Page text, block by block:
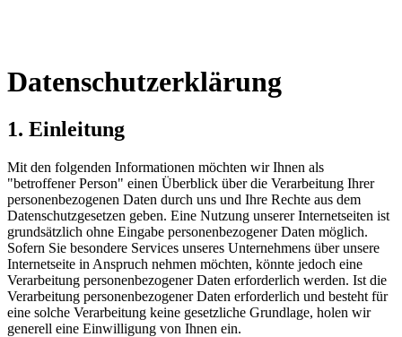
Datenschutzerklärung
1. Einleitung
Mit den folgenden Informationen möchten wir Ihnen als
"betroffener Person" einen Überblick über die Verarbeitung Ihrer
personenbezogenen Daten durch uns und Ihre Rechte aus dem
Datenschutzgesetzen geben. Eine Nutzung unserer Internetseiten ist
grundsätzlich ohne Eingabe personenbezogener Daten möglich.
Sofern Sie besondere Services unseres Unternehmens über unsere
Internetseite in Anspruch nehmen möchten, könnte jedoch eine
Verarbeitung personenbezogener Daten erforderlich werden. Ist die
Verarbeitung personenbezogener Daten erforderlich und besteht für
eine solche Verarbeitung keine gesetzliche Grundlage, holen wir
generell eine Einwilligung von Ihnen ein.